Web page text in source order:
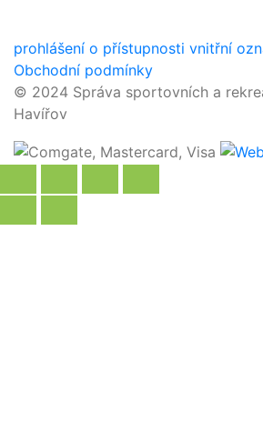
prohlášení o přístupnosti vnitřní
Obchodní podmínky
© 2024 Správa sportovních a
Havířov